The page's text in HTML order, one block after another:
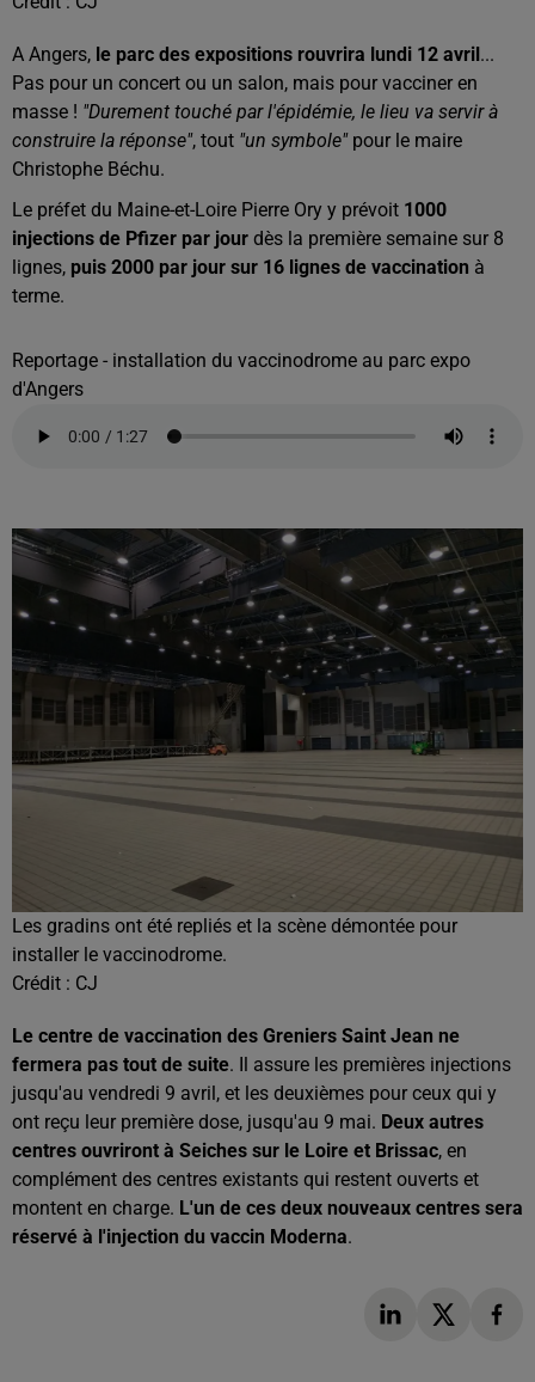
A Angers, le parc des expositions rouvrira lundi 12 avril...
Pas pour un concert ou un salon, mais pour vacciner en
masse ! "Durement touché par l'épidémie, le lieu va servir à
construire la réponse", tout "un symbole"pour le maire
Christophe Béchu.
Le préfet du Maine-et-Loire Pierre Ory y prévoit 1000
injections de Pfizer par jour dès la première semaine sur 8
lignes, puis 2000 par jour sur 16 lignes de vaccination à
terme.
Reportage - installation du vaccinodrome au parc expo
d'Angers
Les gradins ont été repliés et la scène démontée pour
installer le vaccinodrome.
Crédit : CJ
Le centre de vaccination des Greniers Saint Jean ne
fermera pas tout de suite. Il assure les premières injections
jusqu'au vendredi 9 avril, et les deuxièmes pour ceux qui y
ont reçu leur première dose, jusqu'au 9 mai. Deux autres
centres ouvriront à Seiches sur le Loire et Brissac, en
complément des centres existants qui restent ouverts et
montent en charge. L'un de ces deux nouveaux centres sera
réservé à l'injection du vaccin Moderna.